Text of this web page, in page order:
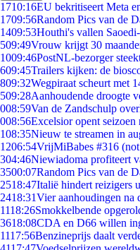
1710:16EU bekritiseert Meta
1709:56Random Pics van de
1409:53Houthi's vallen
509:49Vrouw krijgt 30
1009:46PostNL-bezorger
609:45Trailers kijken: de
809:32Wegpiraat scheurt met
509:28Aanhoudende droogte
008:59Van de Zandschulp
008:56Excelsior opent
108:35Nieuw te streamen in
1206:54VrijMiBabes #316
304:46Niewiadoma profiteert
3500:07Random Pics van de
2518:47Italië hindert reizigers
2418:31Vier aanhoudingen na
1118:26Smokkelbende
3618:08CDA en D66 willen
1117:56Benzineprijs daalt